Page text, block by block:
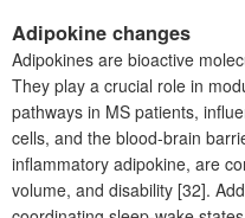
Adipokine changes
Adipokines are bioactive
They play a crucial role in
pathways in MS patients,
cells, and the blood-brain
inflammatory adipokine, are
volume, and disability [32].